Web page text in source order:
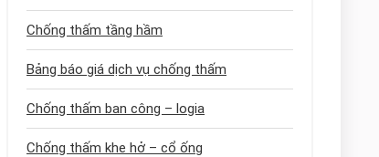
Chống thấm tầng hầm
Bảng báo giá dịch vụ chống thấm
Chống thấm ban công – logia
Chống thấm khe hở – cổ ống